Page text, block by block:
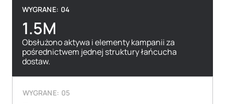
WYGRANE: 04
1.5M
Obsłużono aktywa i elementy kampanii za
pośrednictwem jednej struktury łańcucha
dostaw.
WYGRANE: 05